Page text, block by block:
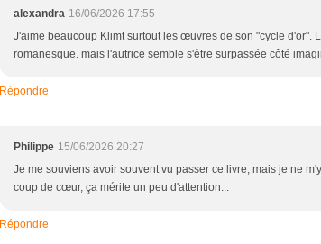
alexandra 16/06/2026 17:55
J'aime beaucoup Klimt surtout les œuvres de son "cycle d'or".
romanesque. mais l'autrice semble s'être surpassée côté
Répondre
Philippe 15/06/2026 20:27
Je me souviens avoir souvent vu passer ce livre, mais je ne
coup de cœur, ça mérite un peu d'attention...
Répondre